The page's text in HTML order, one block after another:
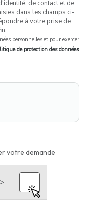
de contact et de
dans les champs ci-
à votre prise de
personnelles et pour exercer
de protection des données
votre demande